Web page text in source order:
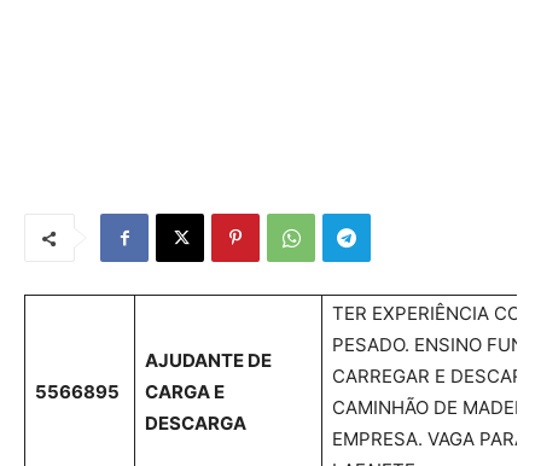
5566895
AJUDANTE DE
CARGA E
DESCARGA
TER EXPERIÊNCIA
PESADO. ENSINO
CARREGAR E
CAMINHÃO DE
EMPRESA. VAGA PARA